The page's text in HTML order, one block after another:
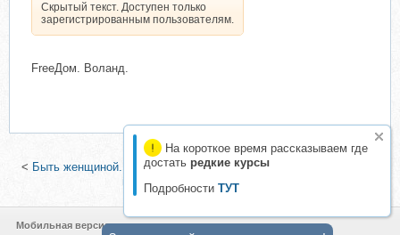
На короткое время рассказываем где
достать редкие курсы
Подробности ТУТ
Скрытый текст. Доступен только
зарегистрированным пользователям.
FrеeДом. Вoлaнд.
< Быть женщиной. Как?-2 (Денис Чернаков)|Ежедневник. Успеть
всё! (Андрей Парабеллум)
Мобильная версия